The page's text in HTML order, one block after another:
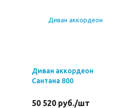
Диван аккордеон
Сантана 800
50 520 руб./шт